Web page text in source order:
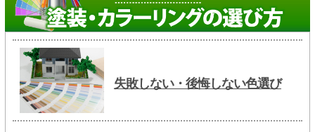
失敗しない・後悔しない色選び